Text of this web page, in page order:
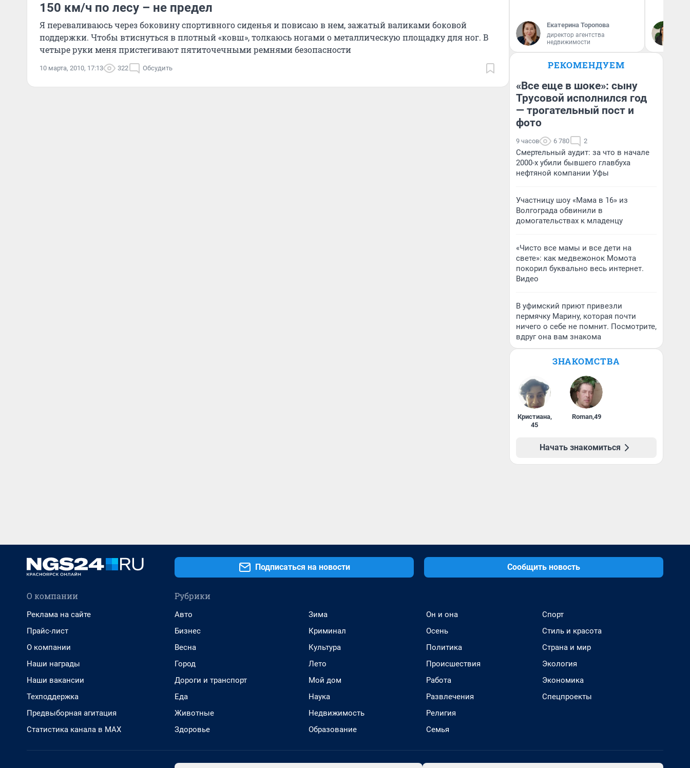
150 км/ч по лесу – не предел
Я переваливаюсь через боковину спортивного сиденья и повисаю в нем, зажатый валиками боковой
поддержки. Чтобы втиснуться в плотный «ковш», толкаюсь ногами о металлическую площадку для ног. В
четыре руки меня пристегивают пятиточечными ремнями безопасности
10 марта, 2010, 17:13 322 Обсудить
Екатерина Торопова
директор агентства
недвижимости
РЕКОМЕНДУЕМ
«Все еще в шоке»: сыну
Трусовой исполнился год
— трогательный пост и
фото
9 часов 6 780 2
Смертельный аудит: за что в начале
2000-х убили бывшего главбуха
нефтяной компании Уфы
Участницу шоу «Мама в 16» из
Волгограда обвинили в
домогательствах к младенцу
«Чисто все мамы и все дети на
свете»: как медвежонок Момота
покорил буквально весь интернет.
Видео
В уфимский приют привезли
пермячку Марину, которая почти
ничего о себе не помнит. Посмотрите,
вдруг она вам знакома
ЗНАКОМСТВА
Кристиана,
45
Roman,49
Начать знакомиться
Подписаться на новости Сообщить новость
О компании
Реклама на сайте
Прайс-лист
О компании
Наши награды
Наши вакансии
Техподдержка
Предвыборная агитация
Статистика канала в MAX
Рубрики
Авто
Бизнес
Весна
Город
Дороги и транспорт
Еда
Животные
Здоровье
Зима
Криминал
Культура
Лето
Мой дом
Наука
Недвижимость
Образование
Он и она
Осень
Политика
Происшествия
Работа
Развлечения
Религия
Семья
Спорт
Стиль и красота
Страна и мир
Экология
Экономика
Спецпроекты